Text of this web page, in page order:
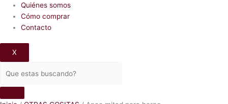
Quiénes somos
Cómo comprar
Contacto
X